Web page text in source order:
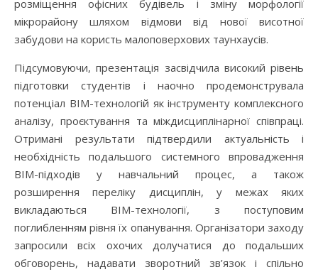
розміщення офісних будівель і зміну морфології
мікрорайону шляхом відмови від нової висотної
забудови на користь малоповерхових таунхаусів.
Підсумовуючи, презентація засвідчила високий рівень
підготовки студентів і наочно продемонструвала
потенціал BIM-технологій як інструменту комплексного
аналізу, проєктування та міждисциплінарної співпраці.
Отримані результати підтвердили актуальність і
необхідність подальшого системного впровадження
BIM-підходів у навчальний процес, а також
розширення переліку дисциплін, у межах яких
викладаються BIM-технології, з поступовим
поглибленням рівня їх опанування. Організатори заходу
запросили всіх охочих долучатися до подальших
обговорень, надавати зворотний зв’язок і спільно